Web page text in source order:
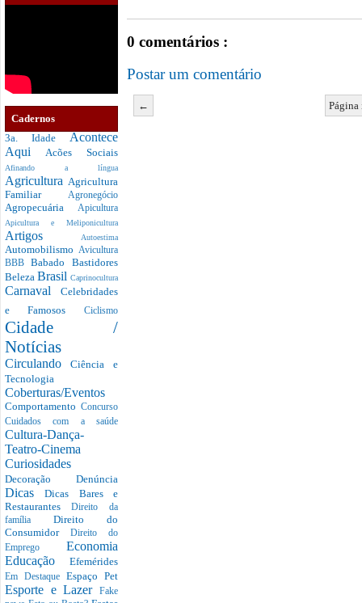
Cadernos
3a. Idade Acontece
Aqui Acões Sociais
Afinando a língua
Agricultura Agricultura
Familiar Agronegócio
Agropecuária Apicultura
Apicultura e Meliponicultura
Artigos Autoestima
Automobilismo Avicultura
BBBBabado Bastidores
Beleza Brasil Caprinocultura
Carnaval Celebridades
e Famosos Ciclismo
Cidade /
Notícias
CirculandoCiência e
Tecnologia
Coberturas/Eventos
Comportamento Concurso
Cuidados com a saúde
Cultura-Dança-
Teatro-Cinema
Curiosidades
Decoração Denúncia
DicasDicas Bares e
RestaurantesDireito da
família Direito do
Consumidor Direito do
Emprego Economia
Educação Efemérides
Em Destaque Espaço Pet
Esporte e Lazer
Fake
0 comentários :
Postar um comentário
←